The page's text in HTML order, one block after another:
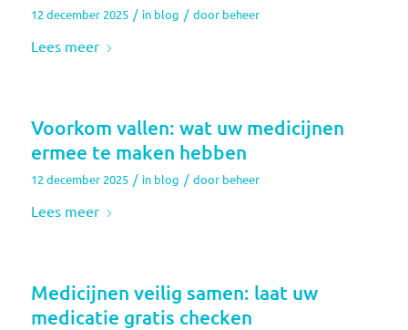
12 december 2025 / in blog / door beheer
Lees meer
Voorkom vallen: wat uw medicijnen
ermee te maken hebben
12 december 2025 / in blog / door beheer
Lees meer
Medicijnen veilig samen: laat uw
medicatie gratis checken